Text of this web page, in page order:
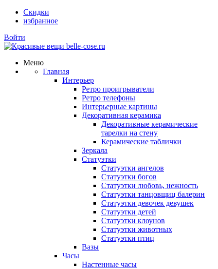
Скидки
избранное
Войти
Меню
Главная
Интерьер
Ретро проигрыватели
Ретро телефоны
Интерьерные картины
Декоративная керамика
Декоративные керамические
тарелки на стену
Керамические таблички
Зеркала
Статуэтки
Статуэтки ангелов
Статуэтки богов
Статуэтки любовь, нежность
Статуэтки танцовщиц балерин
Статуэтки девочек девушек
Статуэтки детей
Статуэтки клоунов
Статуэтки животных
Статуэтки птиц
Вазы
Часы
Настенные часы